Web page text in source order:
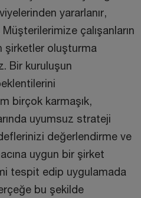
yararlanır,
çalışanların
şirketler oluşturma
Bir kuruluşun
birçok karmaşık,
uyumsuz strateji
değerlendirme ve
uygun bir şirket
tespit edip uygulamada
bu şekilde